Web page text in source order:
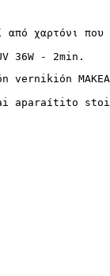
χαρτόνι
36W - 2min.
aparaítito